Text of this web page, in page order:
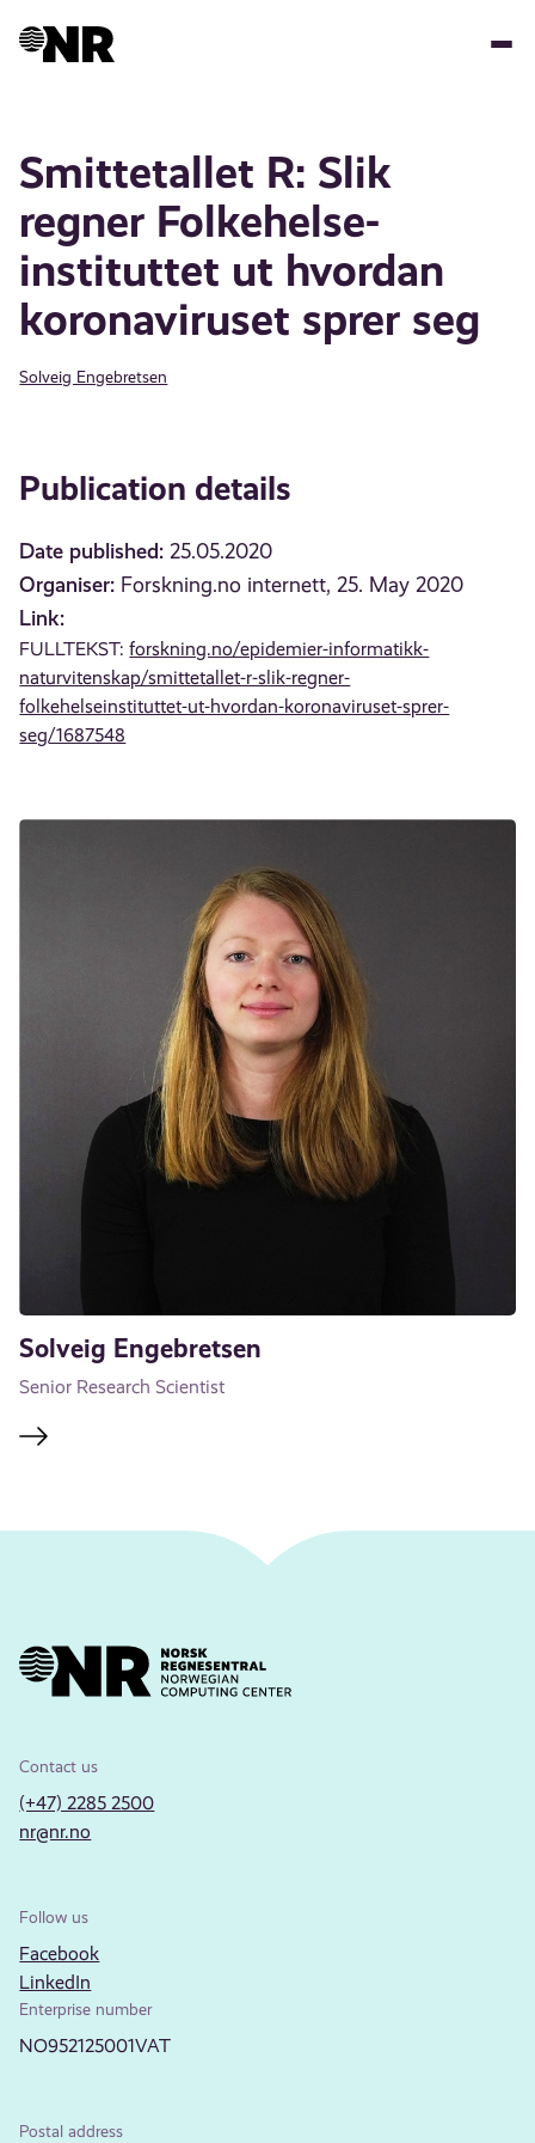
Smittetallet R: Slik
regner Folkehelse­­
instituttet ut hvordan
korona­viruset sprer seg
Solveig Engebretsen
Publication details
Date published: 25.05.2020
Organiser: Forskning.no internett, 25. May 2020
Link:
FULLTEKST:forskning.no/epidemier-informatikk-
naturvitenskap/smittetallet-r-slik-regner-
folkehelseinstituttet-ut-hvordan-koronaviruset-sprer-
seg/1687548
Solveig Engebretsen
Senior Research Scientist
Contact us
(+47) 2285 2500
nr@nr.no
Follow us
Facebook
LinkedIn
Enterprise number
NO952125001VAT
Postal address